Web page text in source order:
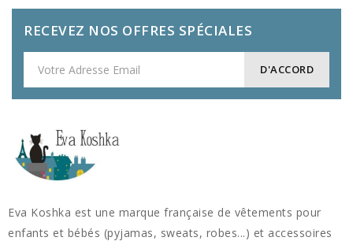
RECEVEZ NOS OFFRES SPÉCIALES
Eva Koshka est une marque française de vêtements pour
enfants et bébés (pyjamas, sweats, robes...) et accessoires